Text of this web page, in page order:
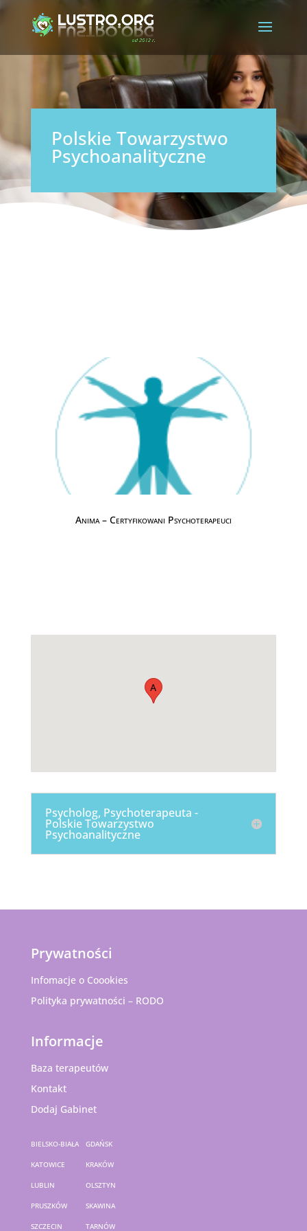
Polskie Towarzystwo
Psychoanalityczne
Anima – Certyfikowani Psychoterapeuci
A
Psycholog, Psychoterapeuta -
Polskie Towarzystwo
Psychoanalityczne
Prywatności
Infomacje o Coookies
Polityka prywatności – RODO
Informacje
Baza terapeutów
Kontakt
Dodaj Gabinet
BIELSKO-BIAŁA GDAŃSK
KATOWICE KRAKÓW
LUBLIN OLSZTYN
PRUSZKÓW SKAWINA
SZCZECIN TARNÓW